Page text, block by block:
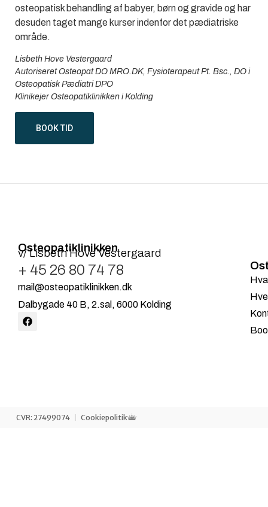
osteopatisk behandling af babyer, børn og gravide og har
desuden taget mange kurser indenfor det pædiatriske
område.
Lisbeth Hove Vestergaard
Autoriseret Osteopat DO MRO.DK, Fysioterapeut Pt. Bsc., DO i
Osteopatisk Pædiatri DPO
Klinikejer Osteopatiklinikken i Kolding
BOOK TID
Osteopatiklinikken
v/ Lisbeth Hove Vestergaard
+ 45 26 80 74 78
mail@osteopatiklinikken.dk
Dalbygade 40 B, 2.sal, 6000 Kolding
CVR: 27499074 Cookiepolitik